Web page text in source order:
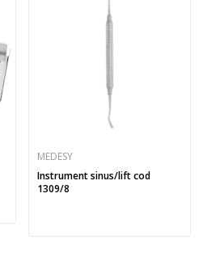
MEDESY
Instrument sinus/lift cod
1309/8